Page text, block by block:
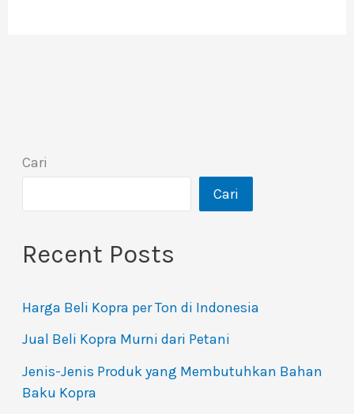
Cari
Cari
Recent Posts
Harga Beli Kopra per Ton di Indonesia
Jual Beli Kopra Murni dari Petani
Jenis-Jenis Produk yang Membutuhkan Bahan
Baku Kopra